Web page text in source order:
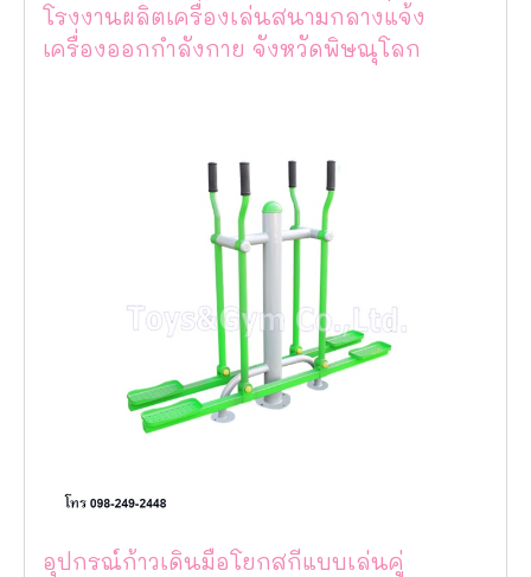
โรงงานผลิตเครื่องเล่นสนามกลางแจ้ง
เครื่องออกกำลังกาย จังหวัดพิษณุโลก
อุปกรณ์ก้าวเดินมือโยกสกีแบบเล่นคู่